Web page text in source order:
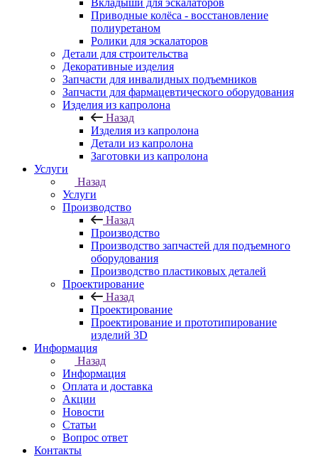
Приводные колёса - восстановление
полиуретаном
Ролики для эскалаторов
Детали для строительства
Декоративные изделия
Запчасти для инвалидных подъемников
Запчасти для фармацевтического оборудования
Изделия из капролона
Назад
Изделия из капролона
Детали из капролона
Заготовки из капролона
Услуги
Назад
Услуги
Производство
Назад
Производство
Производство запчастей для подъемного
оборудования
Производство пластиковых деталей
Проектирование
Назад
Проектирование
Проектирование и прототипирование
изделий 3D
Информация
Назад
Информация
Оплата и доставка
Акции
Новости
Статьи
Вопрос ответ
Контакты